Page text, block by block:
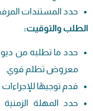
حدد المستندات
الطلب والتوقيت:
حدد ما تطلبه من
معروض تظلم قوي.
قدم توجيهًا
حدد المهلة